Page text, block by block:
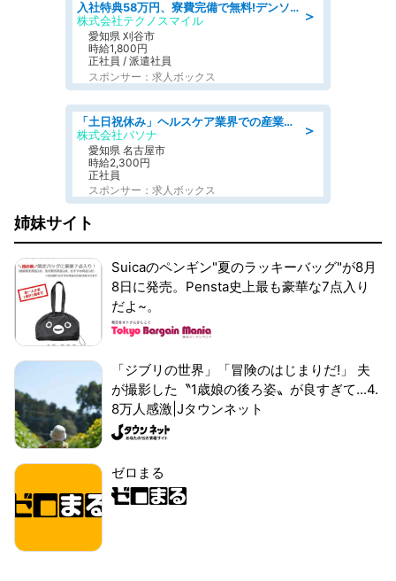
＞
入社特典58万円、寮費完備で無料!デンソーで働こう!自動車工場で小型部品の検査業務 denso aichi
株式会社テクノスマイル
愛知県 刈谷市
時給1,800円
正社員 / 派遣社員
スポンサー：求人ボックス
＞
「土日祝休み」ヘルスケア業界での産業保健師業務/看護師/高時給/未経験OK/要資格:正看護師
株式会社パソナ
愛知県 名古屋市
時給2,300円
正社員
スポンサー：求人ボックス
姉妹サイト
Suicaのペンギン"夏のラッキーバッグ"が8月
8日に発売。Pensta史上最も豪華な7点入り
だよ~。
「ジブリの世界」「冒険のはじまりだ!」 夫
が撮影した〝1歳娘の後ろ姿〟が良すぎて...4.
8万人感激|Jタウンネット
ゼロまる